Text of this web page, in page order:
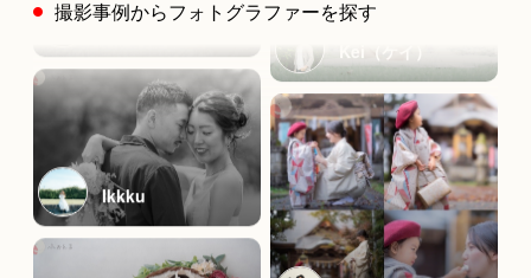
撮影事例からフォトグラファーを探す
Ikkku
菊川えりこ
奥山 達哉
Kei（ケイ）